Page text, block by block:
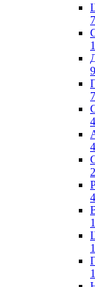
7
9
7
4
4